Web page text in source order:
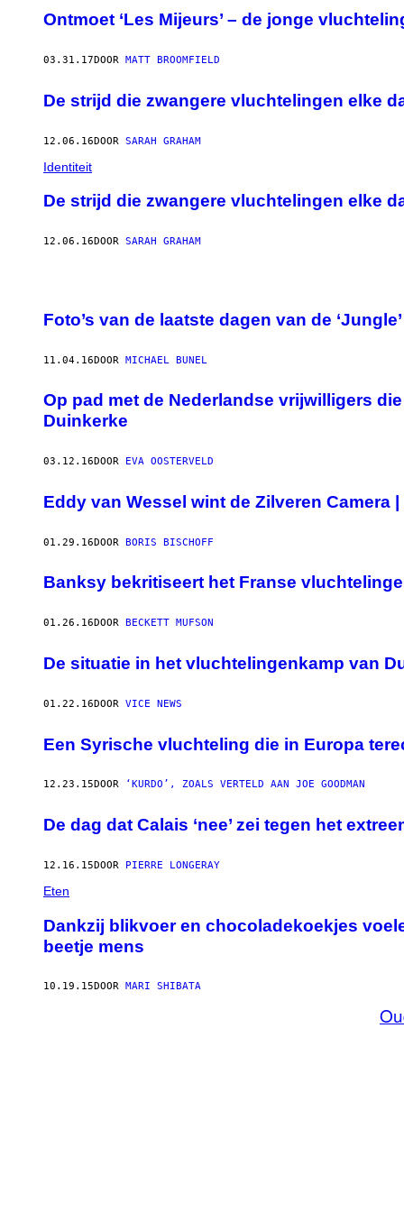
Ontmoet ‘Les Mijeurs’ – de jonge
03.31.17DOOR MATT BROOMFIELD
De strijd die zwangere vluchtelingen elke
12.06.16DOOR SARAH GRAHAM
Identiteit
De strijd die zwangere vluchtelingen elke
12.06.16DOOR SARAH GRAHAM
Foto’s van de laatste dagen van de
11.04.16DOOR MICHAEL BUNEL
Op pad met de Nederlandse vrijwilligers
Duinkerke
03.12.16DOOR EVA OOSTERVELD
Eddy van Wessel wint de Zilveren Camera
01.29.16DOOR BORIS BISCHOFF
Banksy bekritiseert het Franse
01.26.16DOOR BECKETT MUFSON
De situatie in het vluchtelingenkamp van
01.22.16DOOR VICE NEWS
Een Syrische vluchteling die in Europa
12.23.15DOOR ‘KURDO’, ZOALS VERTELD AAN JOE GOODMAN
De dag dat Calais ‘nee’ zei tegen het
12.16.15DOOR PIERRE LONGERAY
Eten
Dankzij blikvoer en chocoladekoekjes
beetje mens
10.19.15DOOR MARI SHIBATA